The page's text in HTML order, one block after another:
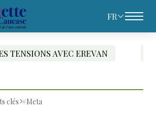
FR
PACHINIAN DESIGNE LES
clés #Meta